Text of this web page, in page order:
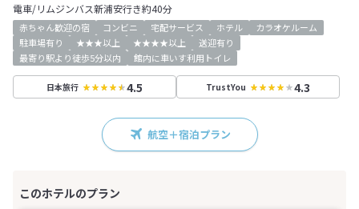
電車/リムジンバス新浦安行き約40分
赤ちゃん歓迎の宿 コンビニ 宅配サービス ホテル
カラオケルーム
駐車場有り
★★★以上 ★★★★以上
送迎有り
最寄り駅より徒歩5分以内
館内に車いす利用トイレ
日本旅行 4.5 TrustYou 4.3
航空＋宿泊プラン